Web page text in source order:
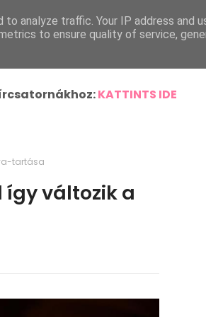
Ország-Világ Járásunk
KATTINTS IDE
tartása
változik a
analyze traffic. Your IP address and
to ensure quality of service,